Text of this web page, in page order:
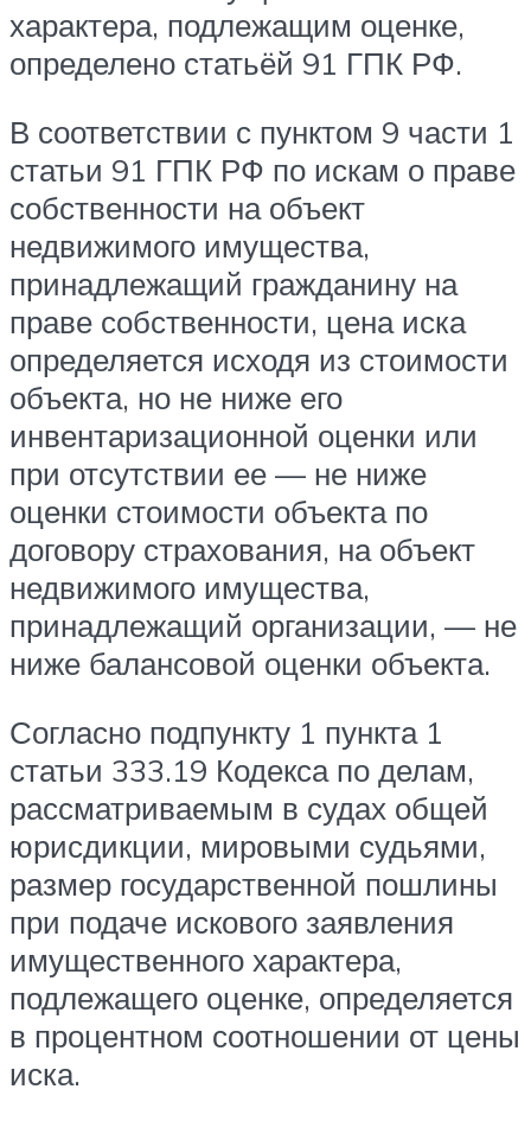
характера, подлежащим оценке,
определено статьёй 91 ГПК РФ.
В соответствии с пунктом 9 части 1
статьи 91 ГПК РФ по искам о праве
собственности на объект
недвижимого имущества,
принадлежащий гражданину на
праве собственности, цена иска
определяется исходя из стоимости
объекта, но не ниже его
инвентаризационной оценки или
при отсутствии ее — не ниже
оценки стоимости объекта по
договору страхования, на объект
недвижимого имущества,
принадлежащий организации, — не
ниже балансовой оценки объекта.
Согласно подпункту 1 пункта 1
статьи 333.19 Кодекса по делам,
рассматриваемым в судах общей
юрисдикции, мировыми судьями,
размер государственной пошлины
при подаче искового заявления
имущественного характера,
подлежащего оценке, определяется
в процентном соотношении от цены
иска.